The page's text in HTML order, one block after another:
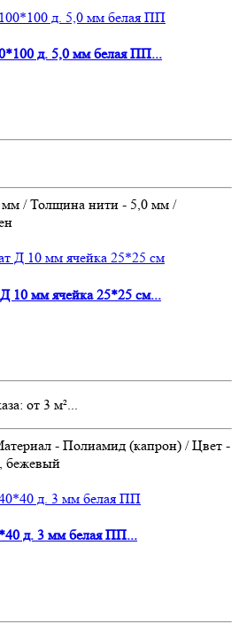
д. 5,0 мм белая ПП...
мм / Толщина нити - 5,0 мм /
Д 10 мм ячейка 25*25 см...
от 3 м²...
- Полиамид (капрон) / Цвет -
бежевый
д. 3 мм белая ПП...